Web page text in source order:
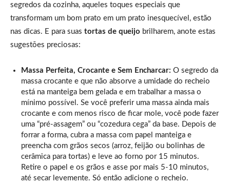
segredos da cozinha, aqueles toques especiais que
transformam um bom prato em um prato inesquecível, estão
nas dicas. E para suas tortas de queijo brilharem, anote estas
sugestões preciosas:
Massa Perfeita, Crocante e Sem Encharcar: O segredo da
massa crocante e que não absorve a umidade do recheio
está na manteiga bem gelada e em trabalhar a massa o
mínimo possível. Se você preferir uma massa ainda mais
crocante e com menos risco de ficar mole, você pode fazer
uma “pré-assagem” ou “cozedura cega” da base. Depois de
forrar a forma, cubra a massa com papel manteiga e
preencha com grãos secos (arroz, feijão ou bolinhas de
cerâmica para tortas) e leve ao forno por 15 minutos.
Retire o papel e os grãos e asse por mais 5-10 minutos,
até secar levemente. Só então adicione o recheio.